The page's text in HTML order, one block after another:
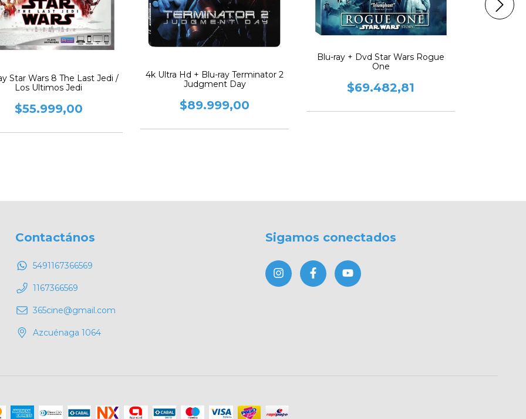
Star Wars 8 The Last Jedi /
Los Ultimos Jedi
$55.999,00
4k Ultra Hd + Blu-ray Terminator 2
Judgment Day
$89.999,00
Blu-ray + Dvd Star Wars Rogue
One
$69.482,81
Contactános
5491167366569
1167366569
365cine@gmail.com
Azcuénaga 1064
Sigamos conectados